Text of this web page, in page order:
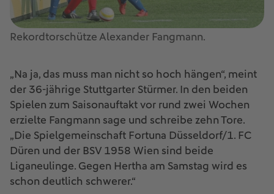
Rekordtorschütze Alexander Fangmann.
„Na ja, das muss man nicht so hoch hängen“, meint
der 36-jährige Stuttgarter Stürmer. In den beiden
Spielen zum Saisonauftakt vor rund zwei Wochen
erzielte Fangmann sage und schreibe zehn Tore.
„Die Spielgemeinschaft Fortuna Düsseldorf/1. FC
Düren und der BSV 1958 Wien sind beide
Liganeulinge. Gegen Hertha am Samstag wird es
schon deutlich schwerer.“